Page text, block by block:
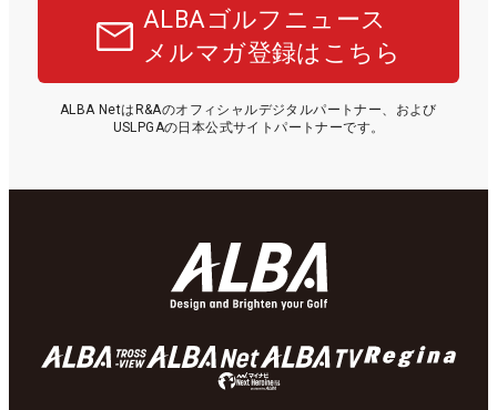
ALBAゴルフニュース
メルマガ登録はこちら
ALBA NetはR&Aのオフィシャルデジタルパートナー、および
USLPGAの日本公式サイトパートナーです。